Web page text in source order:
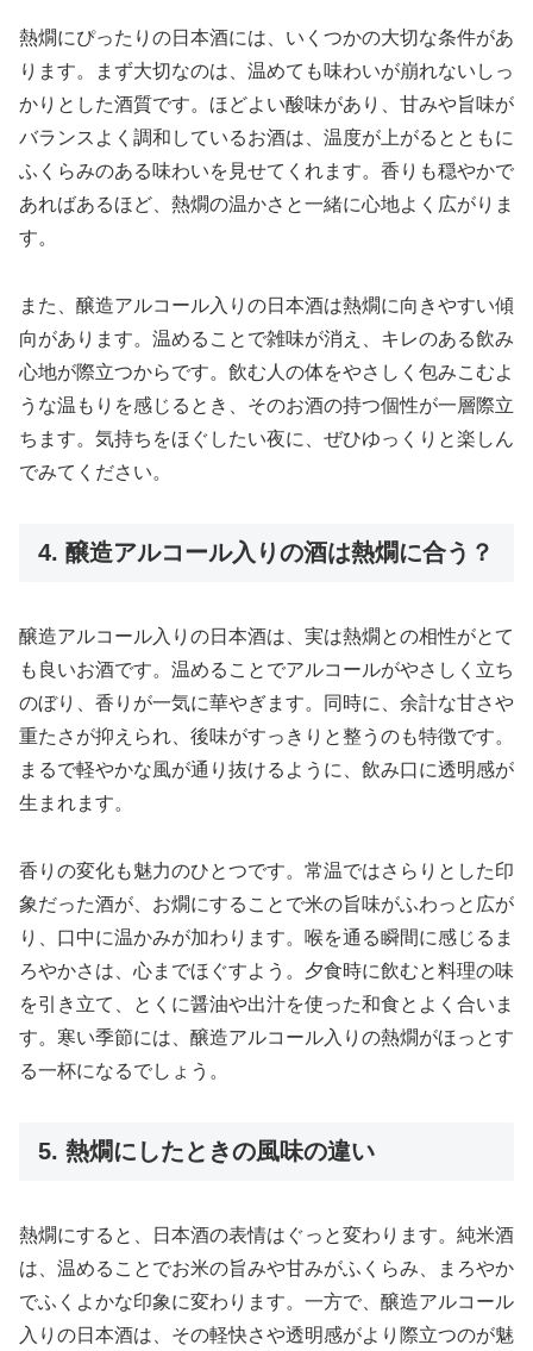
熱燗にぴったりの日本酒には、いくつかの大切な条件があ
ります。まず大切なのは、温めても味わいが崩れないしっ
かりとした酒質です。ほどよい酸味があり、甘みや旨味が
バランスよく調和しているお酒は、温度が上がるとともに
ふくらみのある味わいを見せてくれます。香りも穏やかで
あればあるほど、熱燗の温かさと一緒に心地よく広がりま
す。
また、醸造アルコール入りの日本酒は熱燗に向きやすい傾
向があります。温めることで雑味が消え、キレのある飲み
心地が際立つからです。飲む人の体をやさしく包みこむよ
うな温もりを感じるとき、そのお酒の持つ個性が一層際立
ちます。気持ちをほぐしたい夜に、ぜひゆっくりと楽しん
でみてください。
4. 醸造アルコール入りの酒は熱燗に合う？
醸造アルコール入りの日本酒は、実は熱燗との相性がとて
も良いお酒です。温めることでアルコールがやさしく立ち
のぼり、香りが一気に華やぎます。同時に、余計な甘さや
重たさが抑えられ、後味がすっきりと整うのも特徴です。
まるで軽やかな風が通り抜けるように、飲み口に透明感が
生まれます。
香りの変化も魅力のひとつです。常温ではさらりとした印
象だった酒が、お燗にすることで米の旨味がふわっと広が
り、口中に温かみが加わります。喉を通る瞬間に感じるま
ろやかさは、心までほぐすよう。夕食時に飲むと料理の味
を引き立て、とくに醤油や出汁を使った和食とよく合いま
す。寒い季節には、醸造アルコール入りの熱燗がほっとす
る一杯になるでしょう。
5. 熱燗にしたときの風味の違い
熱燗にすると、日本酒の表情はぐっと変わります。純米酒
は、温めることでお米の旨みや甘みがふくらみ、まろやか
でふくよかな印象に変わります。一方で、醸造アルコール
入りの日本酒は、その軽快さや透明感がより際立つのが魅